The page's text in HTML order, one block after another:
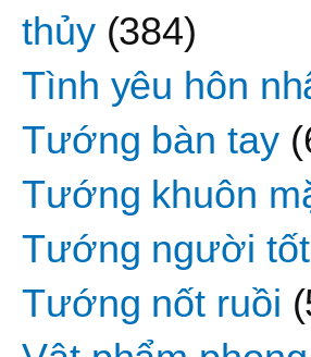
thủy(384)
Tình yêu hôn
Tướng bàn tay
Tướng khuôn
Tướng người
Tướng nốt ruồi